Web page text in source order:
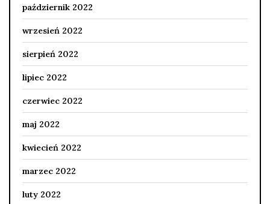
październik 2022
wrzesień 2022
sierpień 2022
lipiec 2022
czerwiec 2022
maj 2022
kwiecień 2022
marzec 2022
luty 2022